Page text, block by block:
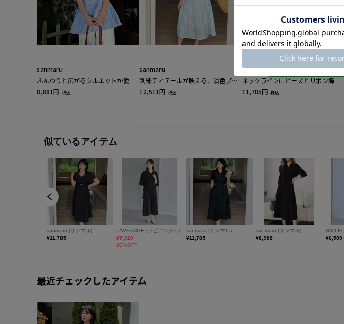
sanmaru
ふんわりと広がるシルエットが愛ら
しい、ガーリームード漂うトップス
8,881円 税込
sanmaru
刺繍ディテールが映える、淡色プリ
ント涼やかサマーワンピース
12,511円 税込
sanmaru
ネックラインにビーズとリボン飾り
付きの大人可愛サマーワンピース
11,785円 税込
最近チェックしたアイテム